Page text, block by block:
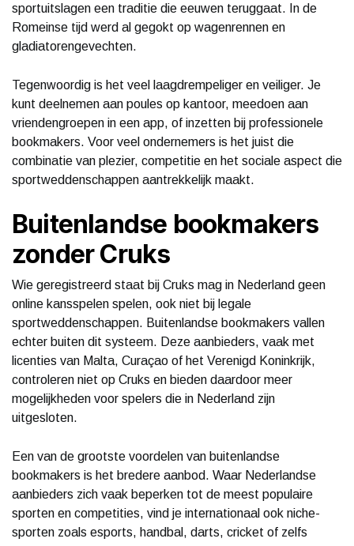
sportuitslagen een traditie die eeuwen teruggaat. In de
Romeinse tijd werd al gegokt op wagenrennen en
gladiatorengevechten.
Tegenwoordig is het veel laagdrempeliger en veiliger. Je
kunt deelnemen aan poules op kantoor, meedoen aan
vriendengroepen in een app, of inzetten bij professionele
bookmakers. Voor veel ondernemers is het juist die
combinatie van plezier, competitie en het sociale aspect die
sportweddenschappen aantrekkelijk maakt.
Buitenlandse bookmakers
zonder Cruks
Wie geregistreerd staat bij Cruks mag in Nederland geen
online kansspelen spelen, ook niet bij legale
sportweddenschappen. Buitenlandse bookmakers vallen
echter buiten dit systeem. Deze aanbieders, vaak met
licenties van Malta, Curaçao of het Verenigd Koninkrijk,
controleren niet op Cruks en bieden daardoor meer
mogelijkheden voor spelers die in Nederland zijn
uitgesloten.
Een van de grootste voordelen van buitenlandse
bookmakers is het bredere aanbod. Waar Nederlandse
aanbieders zich vaak beperken tot de meest populaire
sporten en competities, vind je internationaal ook niche-
sporten zoals esports, handbal, darts, cricket of zelfs